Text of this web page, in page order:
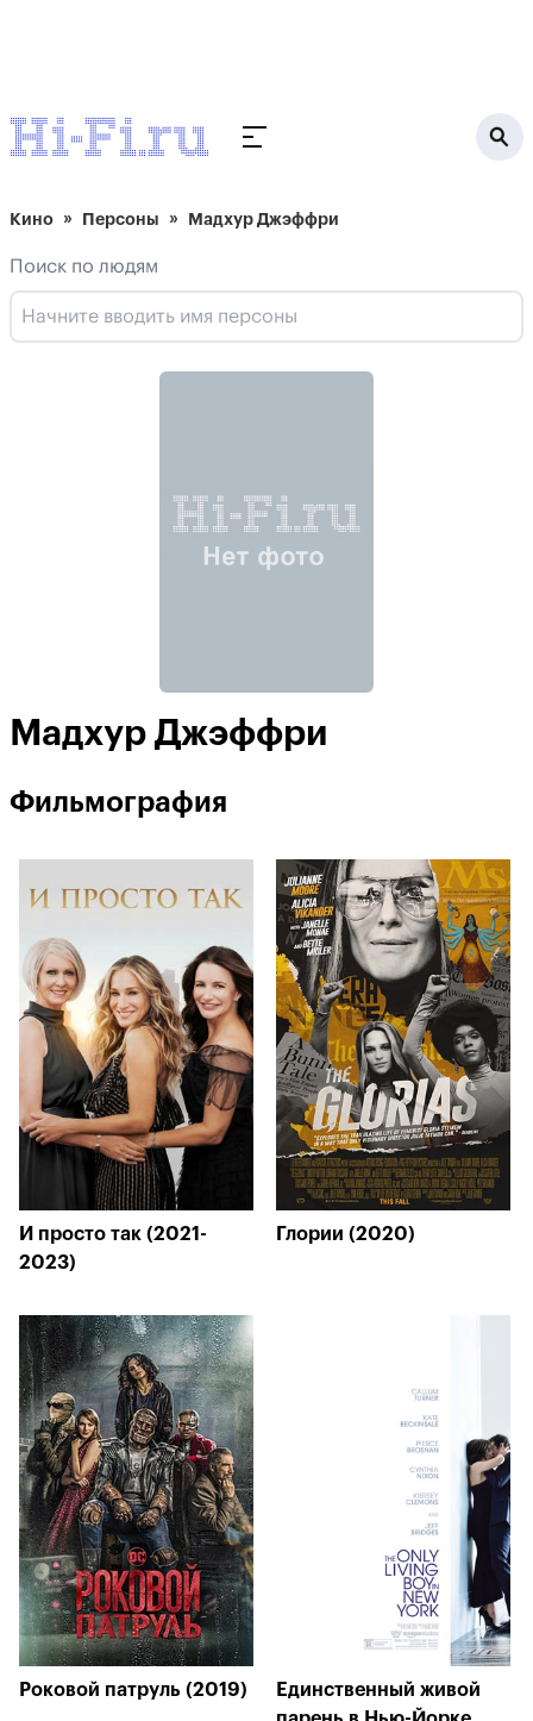
Кино Персоны Мадхур Джэффри
Поиск по людям
Мадхур Джэффри
Фильмография
И просто так (2021-
2023)
Глории (2020)
Роковой патруль (2019)
Единственный живой